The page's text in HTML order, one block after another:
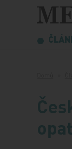
Přeskočit na obsah